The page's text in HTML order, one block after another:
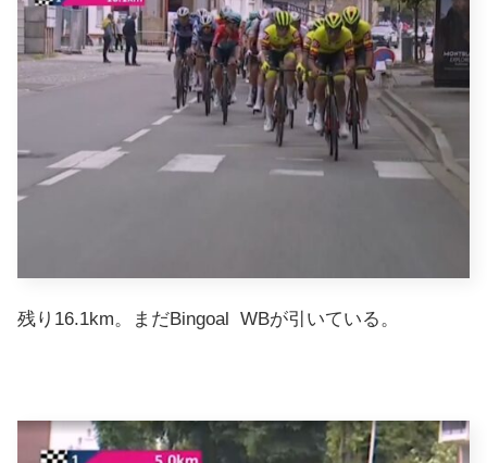
残り16.1km。まだBingoal WBが引いている。